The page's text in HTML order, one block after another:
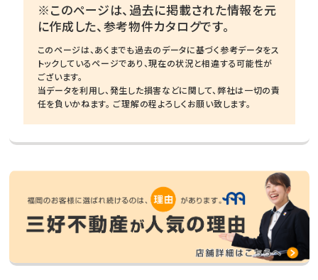
※このページは、過去に掲載された情報を元
に作成した、参考物件カタログです。
このページは、あくまでも過去のデータに基づく参考データをス
トックしているページであり、現在の状況と相違する可能性が
ございます。
当データを利用し、発生した損害などに関して、弊社は一切の責
任を負いかねます。 ご理解の程よろしくお願い致します。